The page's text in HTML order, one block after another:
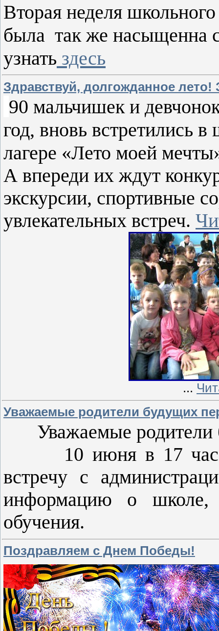
Вторая неделя
была так же насыщенна
узнать здесь
Здравствуй, долгожданное
90 мальчишек и
год, вновь встретились
лагере «Лето моей
А впереди их ждут
экскурсии, спортивные
увлекательных встреч.
...
Уважаемые родители будущих
Уважаемые родители
10 июня в 17
встречу с
информацию о школе,
обучения.
Поздравляем с Днем Победы!